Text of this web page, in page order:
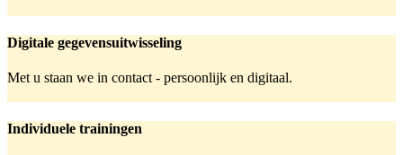
Digitale gegevensuitwisseling
Met u staan we in contact - persoonlijk en digitaal.
Individuele trainingen